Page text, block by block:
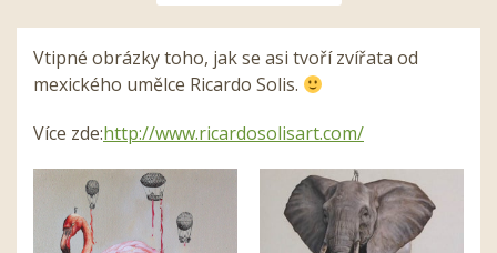
Vtipné obrázky toho, jak se asi tvoří zvířata od
mexického umělce Ricardo Solis.
Více zde:http://www.ricardosolisart.com/